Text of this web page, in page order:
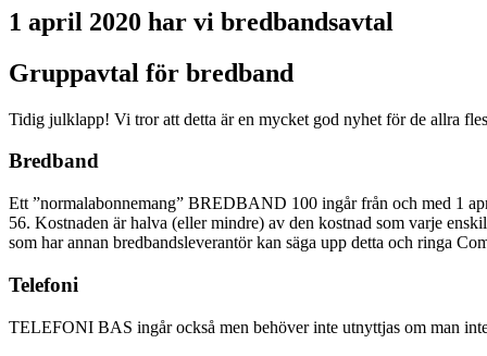
1 april 2020 har vi bredbandsavtal
Gruppavtal för bredband
Tidig julklapp! Vi tror att detta är en mycket god nyhet för de allra
Bredband
Ett ”normalabonnemang” BREDBAND 100 ingår från och med 1
56. Kostnaden är halva (eller mindre) av den kostnad som varje
som har annan bredbandsleverantör kan säga upp detta och ringa
Telefoni
TELEFONI BAS ingår också men behöver inte utnyttjas om man